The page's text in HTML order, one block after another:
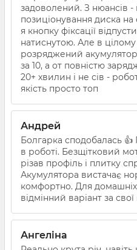
задоволений. З нюансів -
позиціонування диска на
я кнопку фіксації
натиснутою. Але в
розряджений
за 10, а от повністю
20+ хвилин і не сів -
якість просто топ
Андрей
Болгарка сподобалась 👍
в роботі. Безщітковий
різав профіль і плитку
Акумулятора вистачає
комфортно. Для домашніх
відмінний варіант за свої
Ангеліна